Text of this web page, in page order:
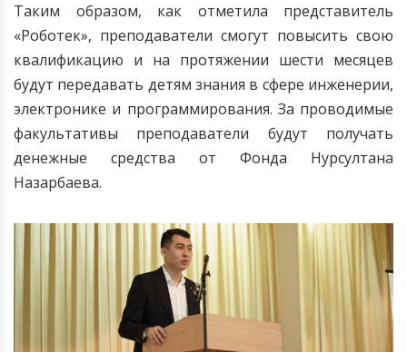
Таким образом, как отметила представитель
«Роботек», преподаватели смогут повысить свою
квалификацию и на протяжении шести месяцев
будут передавать детям знания в сфере инженерии,
электронике и программирования. За проводимые
факультативы преподаватели будут получать
денежные средства от Фонда Нурсултана
Назарбаева.